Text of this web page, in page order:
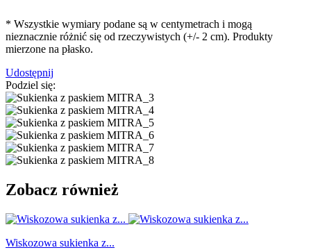
* Wszystkie wymiary podane są w centymetrach i mogą
nieznacznie różnić się od rzeczywistych (+/- 2 cm). Produkty
mierzone na płasko.
Udostępnij
Podziel się:
Zobacz również
Wiskozowa sukienka z...